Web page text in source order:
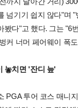
넘기기 쉽지 않다"며
봤다"고 했다. 그는 "6
커 너머 페어웨이 폭
놓치면 '잔디 늪'
PGA 투어 코스 매니